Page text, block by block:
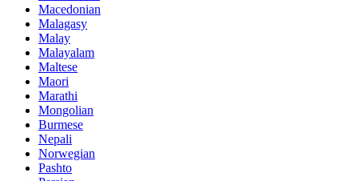
Macedonian
Malagasy
Malay
Malayalam
Maltese
Maori
Marathi
Mongolian
Burmese
Nepali
Norwegian
Pashto